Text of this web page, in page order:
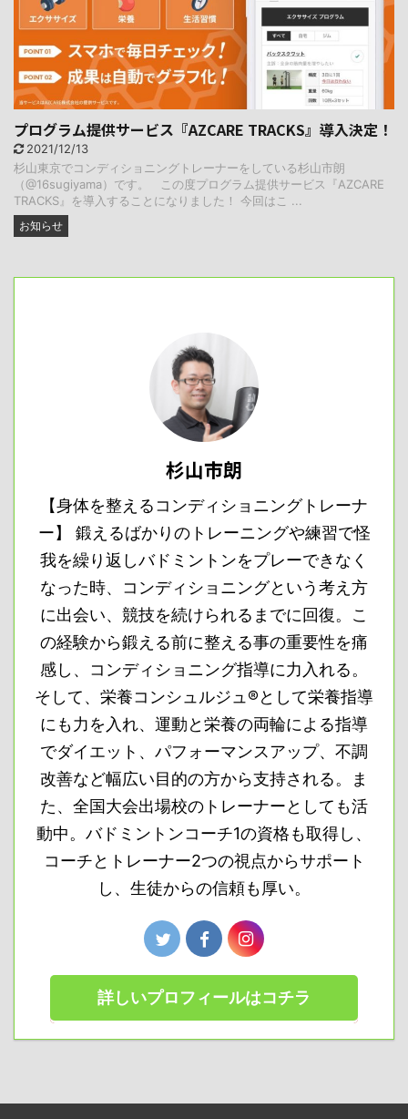
プログラム提供サービス『AZCARE TRACKS』導入決定！
2021/12/13
杉山東京でコンディショニングトレーナーをしている杉山市朗
（@16sugiyama）です。 この度プログラム提供サービス『AZCARE
TRACKS』を導入することになりました！ 今回はこ ...
お知らせ
杉山市朗
【身体を整えるコンディショニングトレーナ
ー】 鍛えるばかりのトレーニングや練習で怪
我を繰り返しバドミントンをプレーできなく
なった時、コンディショニングという考え方
に出会い、競技を続けられるまでに回復。こ
の経験から鍛える前に整える事の重要性を痛
感し、コンディショニング指導に力入れる。
そして、栄養コンシュルジュ®として栄養指導
にも力を入れ、運動と栄養の両輪による指導
でダイエット、パフォーマンスアップ、不調
改善など幅広い目的の方から支持される。ま
た、全国大会出場校のトレーナーとしても活
動中。バドミントンコーチ1の資格も取得し、
コーチとトレーナー2つの視点からサポート
し、生徒からの信頼も厚い。
詳しいプロフィールはコチラ